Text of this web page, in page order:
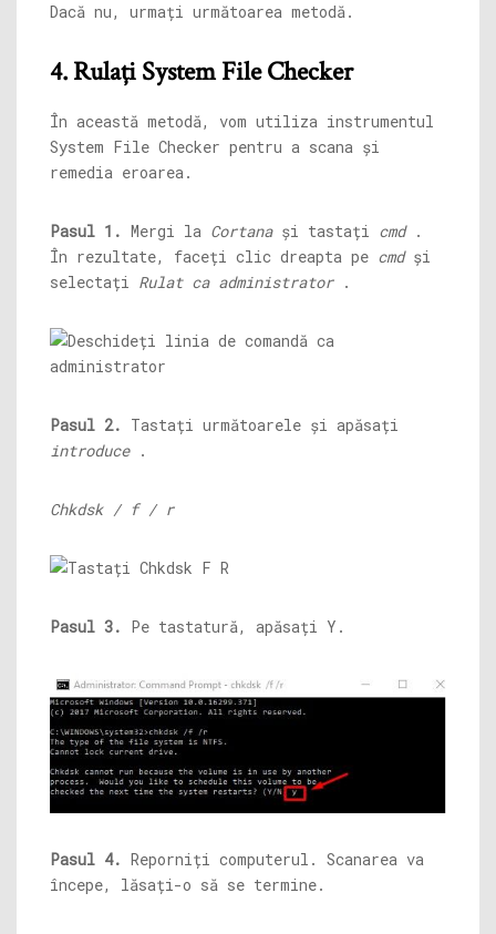
Dacă nu, urmați următoarea metodă.
4. Rulați System File Checker
În această metodă, vom utiliza instrumentul
System File Checker pentru a scana și
remedia eroarea.
Pasul 1. Mergi la Cortanași tastați cmd.
În rezultate, faceți clic dreapta pe cmdși
selectați Rulat ca administrator.
Pasul 2. Tastați următoarele și apăsați
introduce.
Chkdsk / f / r
Pasul 3. Pe tastatură, apăsați Y.
Pasul 4. Reporniți computerul. Scanarea va
începe, lăsați-o să se termine.